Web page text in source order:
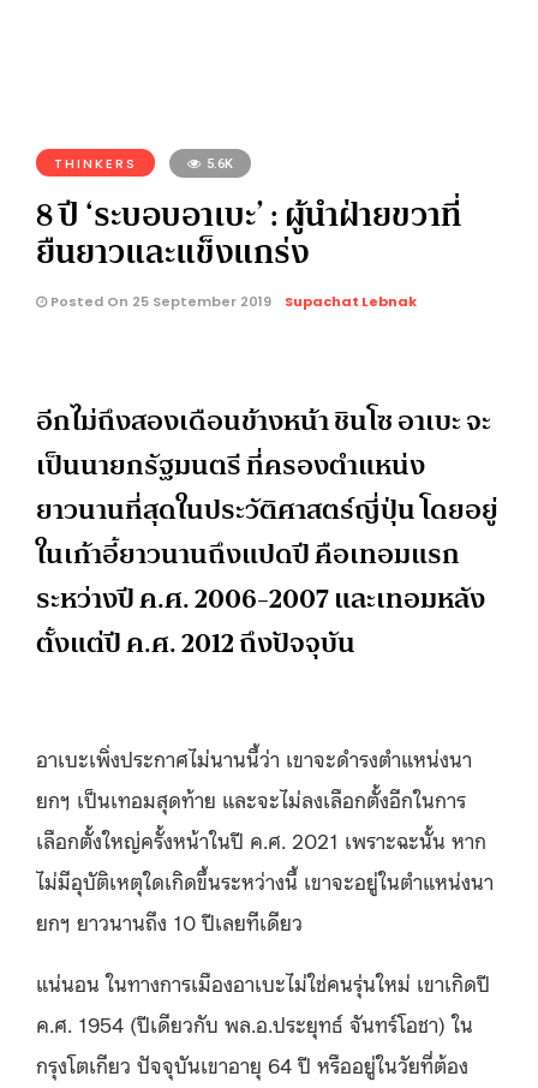
THINKERS 5.6K
8 ปี ‘ระบอบอาเบะ’ : ผู้นำฝ่ายขวาที่
ยืนยาวและแข็งแกร่ง
Posted On 25 September 2019 Supachat Lebnak
อีกไม่ถึงสองเดือนข้างหน้า ชินโซ อาเบะ จะ
เป็นนายกรัฐมนตรี ที่ครองตำแหน่ง
ยาวนานที่สุดในประวัติศาสตร์ญี่ปุ่น โดยอยู่
ในเก้าอี้ยาวนานถึงแปดปี คือเทอมแรก
ระหว่างปี ค.ศ. 2006-2007 และเทอมหลัง
ตั้งแต่ปี ค.ศ. 2012 ถึงปัจจุบัน
อาเบะเพิ่งประกาศไม่นานนี้ว่า เขาจะดำรงตำแหน่งนา
ยกฯ เป็นเทอมสุดท้าย และจะไม่ลงเลือกตั้งอีกในการ
เลือกตั้งใหญ่ครั้งหน้าในปี ค.ศ. 2021 เพราะฉะนั้น หาก
ไม่มีอุบัติเหตุใดเกิดขึ้นระหว่างนี้ เขาจะอยู่ในตำแหน่งนา
ยกฯ ยาวนานถึง 10 ปีเลยทีเดียว
แน่นอน ในทางการเมืองอาเบะไม่ใช่คนรุ่นใหม่ เขาเกิดปี
ค.ศ. 1954 (ปีเดียวกับ พล.อ.ประยุทธ์ จันทร์โอชา) ใน
กรุงโตเกียว ปัจจุบันเขาอายุ 64 ปี หรืออยู่ในวัยที่ต้อง